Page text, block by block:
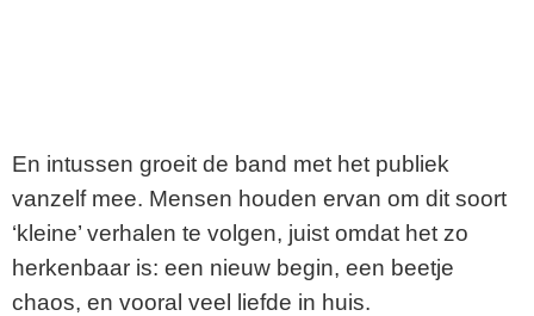
En intussen groeit de band met het publiek
vanzelf mee. Mensen houden ervan om dit soort
‘kleine’ verhalen te volgen, juist omdat het zo
herkenbaar is: een nieuw begin, een beetje
chaos, en vooral veel liefde in huis.